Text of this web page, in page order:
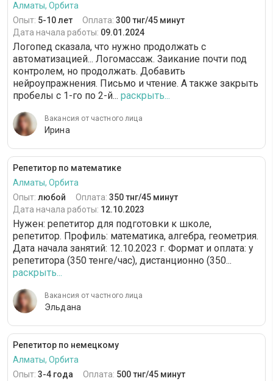
Алматы, Орбита
Опыт: 5-10 лет Оплата: 300 тнг/45 минут
Дата начала работы: 09.01.2024
Логопед сказала, что нужно продолжать с
автоматизацией... Логомассаж. Заикание почти под
контролем, но продолжать. Добавить
нейроупражнения. Письмо и чтение. А также закрыть
пробелы с 1-го по 2-й... раскрыть...
Вакансия от частного лица
Ирина
Репетитор по математике
Алматы, Орбита
Опыт: любой Оплата: 350 тнг/45 минут
Дата начала работы: 12.10.2023
Нужен: репетитор для подготовки к школе,
репетитор. Профиль: математика, алгебра, геометрия.
Дата начала занятий: 12.10.2023 г. Формат и оплата: у
репетитора (350 тенге/час), дистанционно (350...
раскрыть...
Вакансия от частного лица
Эльдана
Репетитор по немецкому
Алматы, Орбита
Опыт: 3-4 года Оплата: 500 тнг/45 минут